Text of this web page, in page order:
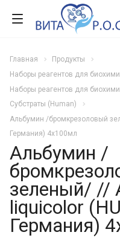
Главная
Продукты
Наборы реагентов для
Наборы реагентов для
Субстраты (Human)
Альбумин /бромкрезоловый
Германия) 4х100мл
Альбумин /
зеленый/ //
liquicolor
Германия)